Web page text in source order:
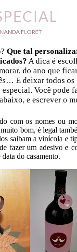
FLORET
Que tal
A dica é
do ano que
E deixar todos os
Você pode
e escrever o
com os nomes ou
bom, é legal
saibam a vinícola e
fazer um adesivo e
do casamento.